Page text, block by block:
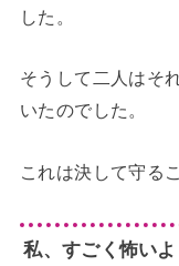
した。
そうして二人はそ
いたのでした。
これは決して守る
私、すごく怖いよ